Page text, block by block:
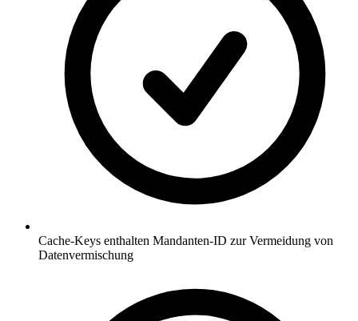
Cache-Keys enthalten Mandanten-ID zur Vermeidung von
Datenvermischung